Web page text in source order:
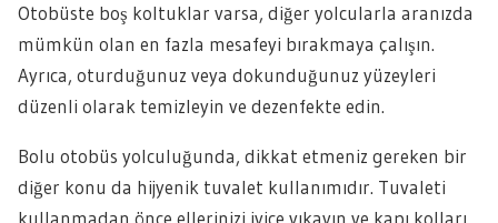
Otobüste boş koltuklar varsa, diğer yolcularla aranızda
mümkün olan en fazla mesafeyi bırakmaya çalışın.
Ayrıca, oturduğunuz veya dokunduğunuz yüzeyleri
düzenli olarak temizleyin ve dezenfekte edin.
Bolu otobüs yolculuğunda, dikkat etmeniz gereken bir
diğer konu da hijyenik tuvalet kullanımıdır. Tuvaleti
kullanmadan önce ellerinizi iyice yıkayın ve kapı kolları